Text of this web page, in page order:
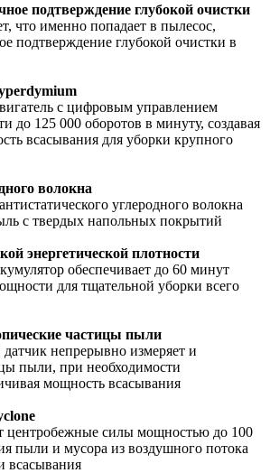
подтверждение глубокой очистки
что именно попадает в пылесос,
подтверждение глубокой очистки в
с цифровым управлением
до 125 000 оборотов в минуту, создавая
всасывания для уборки крупного
волокна
углеродного волокна
с твердых напольных покрытий
энергетической плотности
обеспечивает до 60 минут
для тщательной уборки всего
частицы пыли
датчик непрерывно измеряет и
пыли, при необходимости
мощность всасывания
центробежные силы мощностью до 100
пыли и мусора из воздушного потока
всасывания